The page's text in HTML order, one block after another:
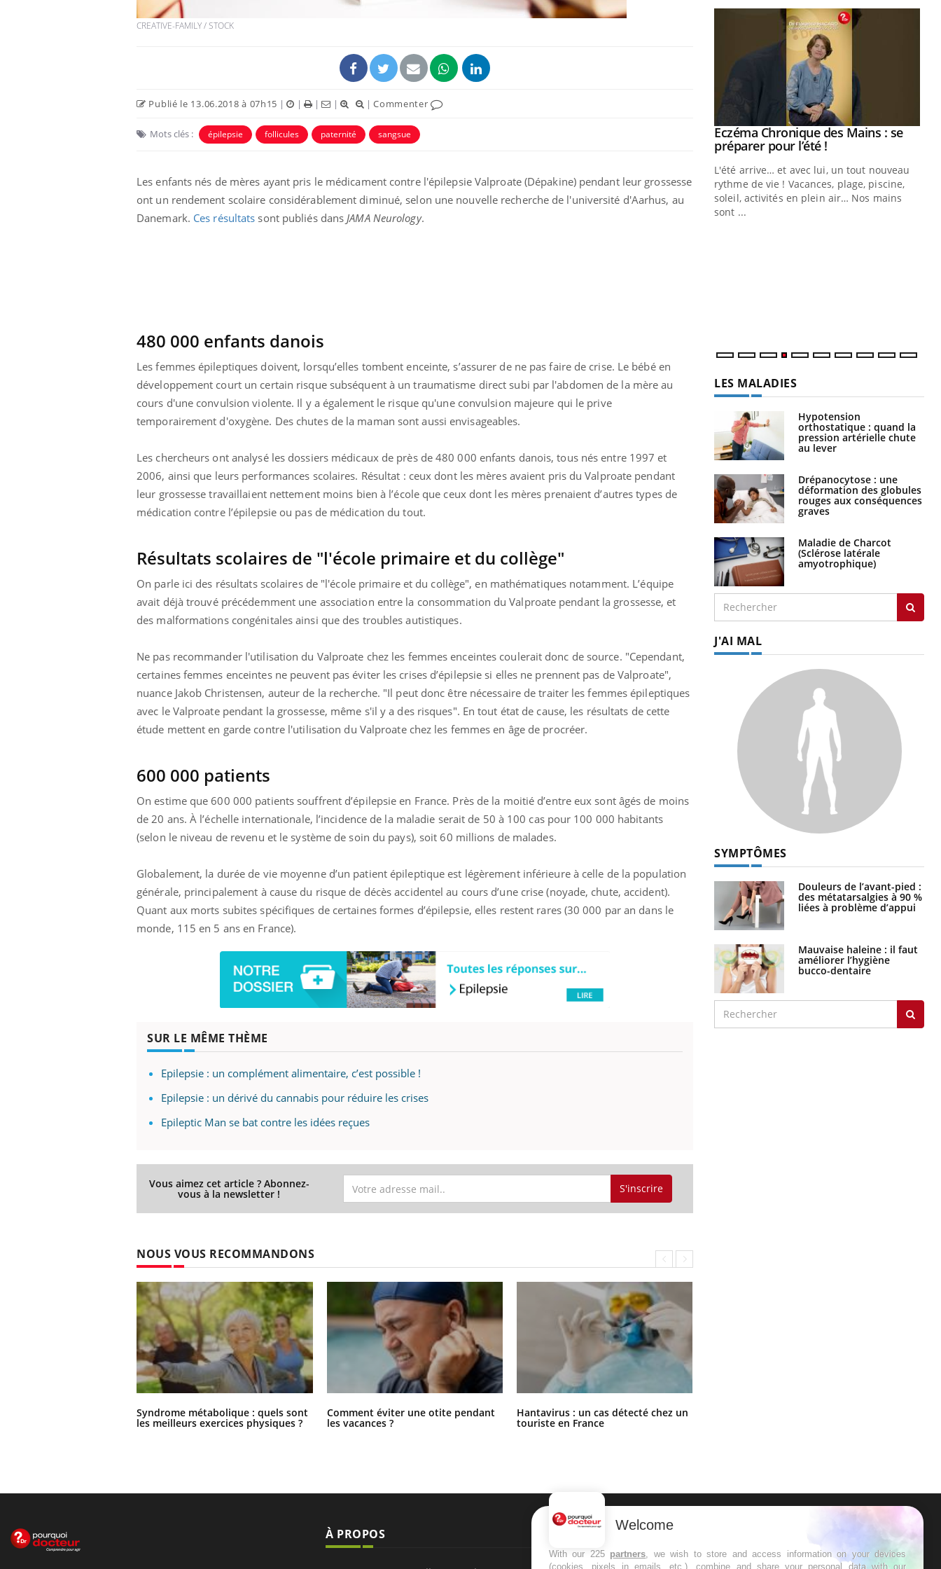
CREATIVE-FAMILY / STOCK
Publié le 13.06.2018 à 07h15 | | | | |Commenter
Mots clés : épilepsie follicules paternité sangsue
Les enfants nés de mères ayant pris le médicament contre l'épilepsie Valproate (Dépakine) pendant leur grossesse
ont un rendement scolaire considérablement diminué, selon une nouvelle recherche de l'université d'Aarhus, au
Danemark. Ces résultats sont publiés dans JAMA Neurology.
480 000 enfants danois
Les femmes épileptiques doivent, lorsqu’elles tombent enceinte, s’assurer de ne pas faire de crise. Le bébé en
développement court un certain risque subséquent à un traumatisme direct subi par l'abdomen de la mère au
cours d'une convulsion violente. Il y a également le risque qu'une convulsion majeure qui le prive
temporairement d'oxygène. Des chutes de la maman sont aussi envisageables.
Les chercheurs ont analysé les dossiers médicaux de près de 480 000 enfants danois, tous nés entre 1997 et
2006, ainsi que leurs performances scolaires. Résultat : ceux dont les mères avaient pris du Valproate pendant
leur grossesse travaillaient nettement moins bien à l’école que ceux dont les mères prenaient d’autres types de
médication contre l’épilepsie ou pas de médication du tout.
Résultats scolaires de "l'école primaire et du collège"
On parle ici des résultats scolaires de "l'école primaire et du collège", en mathématiques notamment. L’équipe
avait déjà trouvé précédemment une association entre la consommation du Valproate pendant la grossesse, et
des malformations congénitales ainsi que des troubles autistiques.
Ne pas recommander l'utilisation du Valproate chez les femmes enceintes coulerait donc de source. "Cependant,
certaines femmes enceintes ne peuvent pas éviter les crises d’épilepsie si elles ne prennent pas de Valproate",
nuance Jakob Christensen, auteur de la recherche. "Il peut donc être nécessaire de traiter les femmes épileptiques
avec le Valproate pendant la grossesse, même s'il y a des risques". En tout état de cause, les résultats de cette
étude mettent en garde contre l'utilisation du Valproate chez les femmes en âge de procréer.
600 000 patients
On estime que 600 000 patients souffrent d’épilepsie en France. Près de la moitié d’entre eux sont âgés de moins
de 20 ans. À l’échelle internationale, l’incidence de la maladie serait de 50 à 100 cas pour 100 000 habitants
(selon le niveau de revenu et le système de soin du pays), soit 60 millions de malades.
Globalement, la durée de vie moyenne d’un patient épileptique est légèrement inférieure à celle de la population
générale, principalement à cause du risque de décès accidentel au cours d’une crise (noyade, chute, accident).
Quant aux morts subites spécifiques de certaines formes d’épilepsie, elles restent rares (30 000 par an dans le
monde, 115 en 5 ans en France).
SUR LE MÊME THÈME
Epilepsie : un complément alimentaire, c’est possible !
Epilepsie : un dérivé du cannabis pour réduire les crises
Epileptic Man se bat contre les idées reçues
Vous aimez cet article ? Abonnez-
vous à la newsletter ! S'inscrire
NOUS VOUS RECOMMANDONS
Syndrome métabolique : quels sont
les meilleurs exercices physiques ?
Comment éviter une otite pendant
les vacances ?
Hantavirus : un cas détecté chez un
touriste en France
Carence en fer : comprendre pour
même alopécie… Les symptômes de la
carence en fer sont multiples ce qui la rend
Youtube
Insuline & Charge mentale : et si on
osait en parler??Youtube
reste entourée d'idées reçues chez les
patients comme parfois chez les soignants.
Youtube
Eczéma Chronique des Mains : se
préparer pour l’été !Youtube
L'été arrive… et avec lui, un tout nouveau
rythme de vie ! Vacances, plage, piscine,
soleil, activités en plein air… Nos mains
sont ...
LES MALADIES
Hypotension
orthostatique : quand la
pression artérielle chute
au lever
Drépanocytose : une
déformation des globules
rouges aux conséquences
graves
Maladie de Charcot
(Sclérose latérale
amyotrophique)
J'AI MAL
SYMPTÔMES
Douleurs de l’avant-pied :
des métatarsalgies à 90 %
liées à problème d’appui
Mauvaise haleine : il faut
améliorer l’hygiène
bucco-dentaire
À PROPOS NEWSLETTER
Welcome
With our 225 partners, we wish to store and access information on your devices
(cookies, pixels in emails, etc.), combine and share your personal data with our